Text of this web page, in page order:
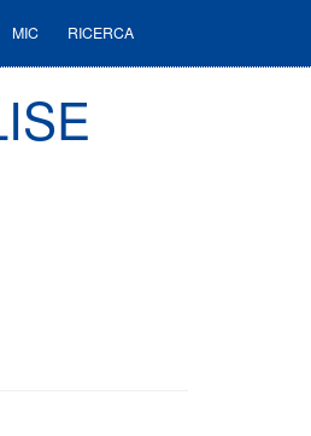
MIC RICERCA